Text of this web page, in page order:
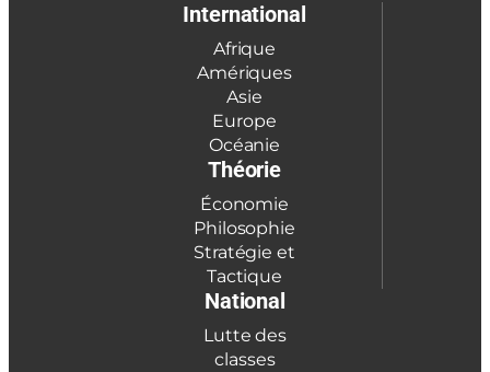
International
Afrique
Amériques
Asie
Europe
Océanie
Théorie
Économie
Philosophie
Stratégie et
Tactique
National
Lutte des
classes